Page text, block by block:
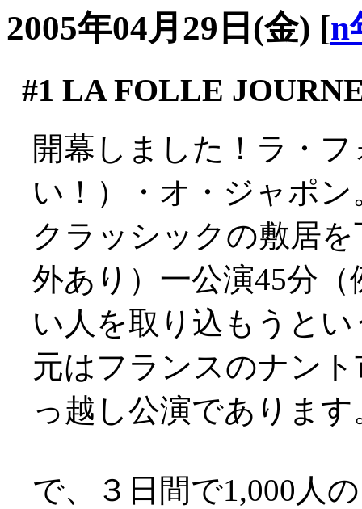
2005年04月29日(金) [n
#1 LA FOLLE
開幕しました！ラ・
い！）・オ・ジャポン
クラッシックの敷居
外あり）一公演45分
い人を取り込もうと
元はフランスのナン
っ越し公演であります
で、３日間で1,000人